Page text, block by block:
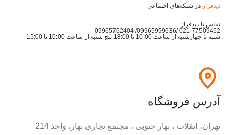
دیدفراز در شبکه‌های اجتماعی
تماس با دیدفراز:
021-77509452 /09965999636/ 09965762404
شنبه تا چهارشنبه از ساعت 10:00 تا 18:00 پنج شنبه از ساعت 10:00 تا 15:00
آدرس فروشگاه
تهران، انقلاب ، بهار جنوبی ، مجتمع تجاری بهار، واحد 214